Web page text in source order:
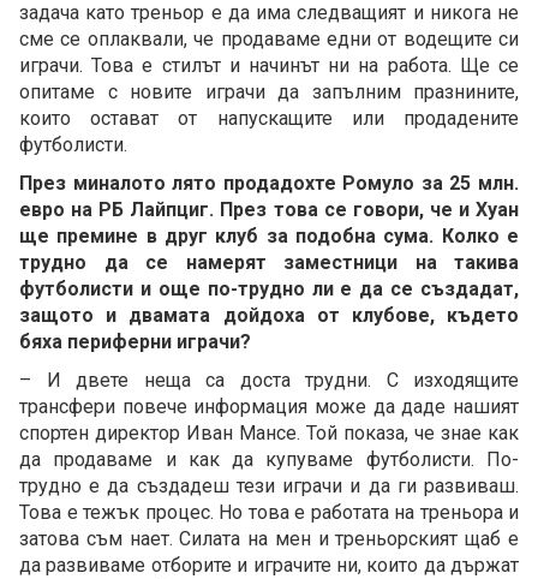
задача като треньор е да има следващият и никога не
сме се оплаквали, че продаваме едни от водещите си
играчи. Това е стилът и начинът ни на работа. Ще се
опитаме с новите играчи да запълним празнините,
които остават от напускащите или продадените
футболисти.
През миналото лято продадохте Ромуло за 25 млн.
евро на РБ Лайпциг. През това се говори, че и Хуан
ще премине в друг клуб за подобна сума. Колко е
трудно да се намерят заместници на такива
футболисти и още по-трудно ли е да се създадат,
защото и двамата дойдоха от клубове, където
бяха периферни играчи?
– И двете неща са доста трудни. С изходящите
трансфери повече информация може да даде нашият
спортен директор Иван Мансе. Той показа, че знае как
да продаваме и как да купуваме футболисти. По-
трудно е да създадеш тези играчи и да ги развиваш.
Това е тежък процес. Но това е работата на треньора и
затова съм нает. Силата на мен и треньорският щаб е
да развиваме отборите и играчите ни, които да държат